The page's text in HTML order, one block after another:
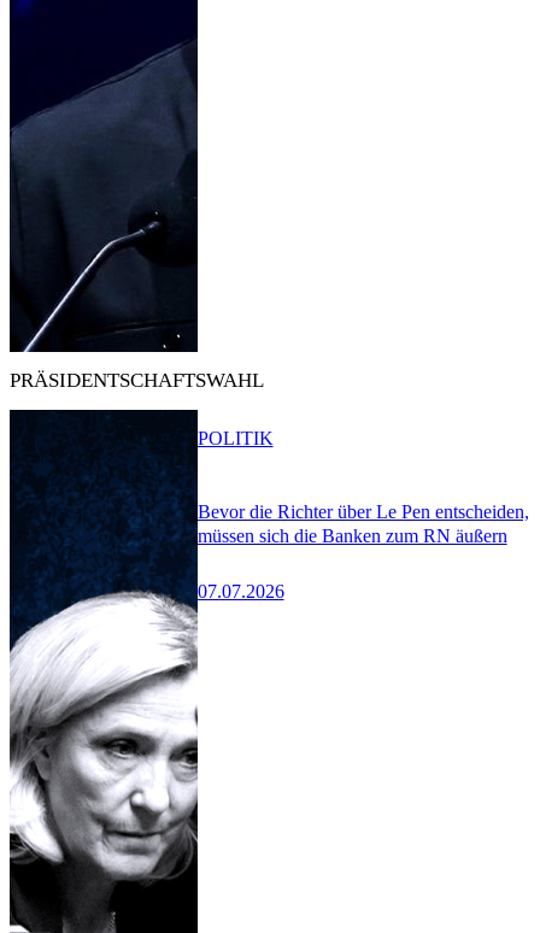
PRÄSIDENTSCHAFTSWAHL
Bevor die Richter über Le Pen entscheiden,
müssen sich die Banken zum RN äußern
07.07.2026
POLITIK